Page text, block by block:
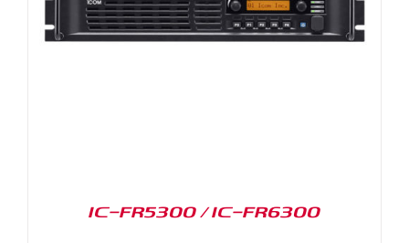
IC-FR5300 / IC-FR6300